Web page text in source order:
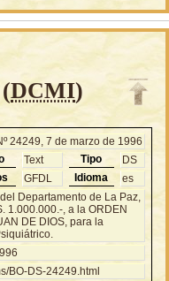
DCMI)
24249, 7 de marzo de 1996
Text Tipo
DS
GFDL Idioma es
Departamento de La Paz,
1.000.000.-, a la ORDEN
DE DIOS, para la
BO-DS-24249.html